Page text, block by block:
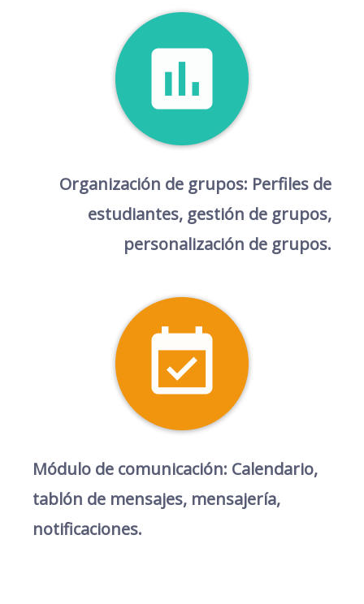
Organización de grupos: Perfiles de
estudiantes, gestión de grupos,
personalización de grupos.
Módulo de comunicación: Calendario,
tablón de mensajes, mensajería,
notificaciones.